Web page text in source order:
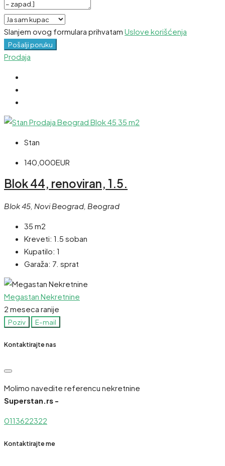
Slanjem ovog formulara prihvatam Uslove korišćenja
Pošalji poruku
Prodaja
Stan
140,000EUR
Blok 44, renoviran, 1.5.
Blok 45, Novi Beograd, Beograd
35 m2
Kreveti: 1.5 soban
Kupatilo: 1
Garaža: 7. sprat
Megastan Nekretnine
2 meseca ranije
Poziv E-mail
Kontaktirajte nas
Molimo navedite referencu nekretnine
Superstan.rs -
0113622322
Kontaktirajte me